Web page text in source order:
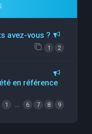
avez-vous ?
1 2
en référence
1 6 7 8 9